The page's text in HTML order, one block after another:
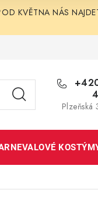
KVĚTNA NÁS
Plzeňská